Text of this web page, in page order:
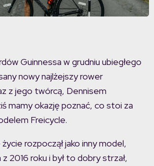
Guinnessa w grudniu ubiegłego
nowy najlżejszy rower
z jego twórcą, Dennisem
mamy okazję poznać, co stoi za
Freicycle.
rozpoczął jako inny model,
2016 roku i był to dobry strzał,